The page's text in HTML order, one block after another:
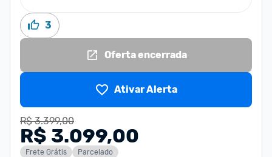
3
Oferta encerrada
Ativar Alerta
R$ 3.399,00
R$ 3.099,00
Frete Grátis Parcelado